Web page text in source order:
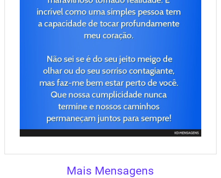
Mais Mensagens